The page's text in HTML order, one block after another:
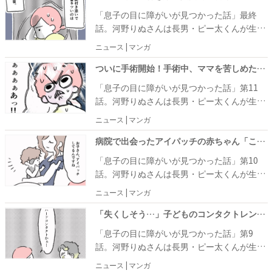
「息子の目に障がいが見つかった話」最終
話。河野りぬさんは長男・ピー太くんが生後
1カ月のころ、目の奥が白いことに気がつき
ました。近所の眼科を受診すると、診断結果
は『先天性白内障』。設備の整ったA育病院
のY先生のもと、手術を受けることになりま
した。
ニュース | マンガ
ついに手術開始！手術中、ママを苦しめたのはまさかのアレ！ #息子の目に障がいが見つかった話 11
「息子の目に障がいが見つかった話」第11
話。河野りぬさんは長男・ピー太くんが生後
1カ月のころ、目の奥が白いことに気がつき
ました。近所の眼科を受診すると、診断結果
は『先天性白内障』。手術をするために、設
備の整ったA育病院を受診しました。
ニュース | マンガ
病院で出会ったアイパッチの赤ちゃん「この親子は…」複雑な気持ちになったワケ #息子の目に障がいが見つかった話 10
「息子の目に障がいが見つかった話」第10
話。河野りぬさんは長男・ピー太くんが生後
1カ月のころ、目の奥が白いことに気がつき
ました。さまざまな病気の可能性が頭をよぎ
り近所の眼科を受診すると、診断結果は『先
天性白内障』。手術が必要なため、改めて大
きな病院で診てもらうことになりました。
ニュース | マンガ
「失くしそう…」子どものコンタクトレンズの悩み。驚愕の値段は…？ #息子の目に障がいが見つかった話 9
「息子の目に障がいが見つかった話」第9
話。河野りぬさんは長男・ピー太くんが生後
1カ月のころ、目の奥が白いことに気がつき
ニュース | マンガ